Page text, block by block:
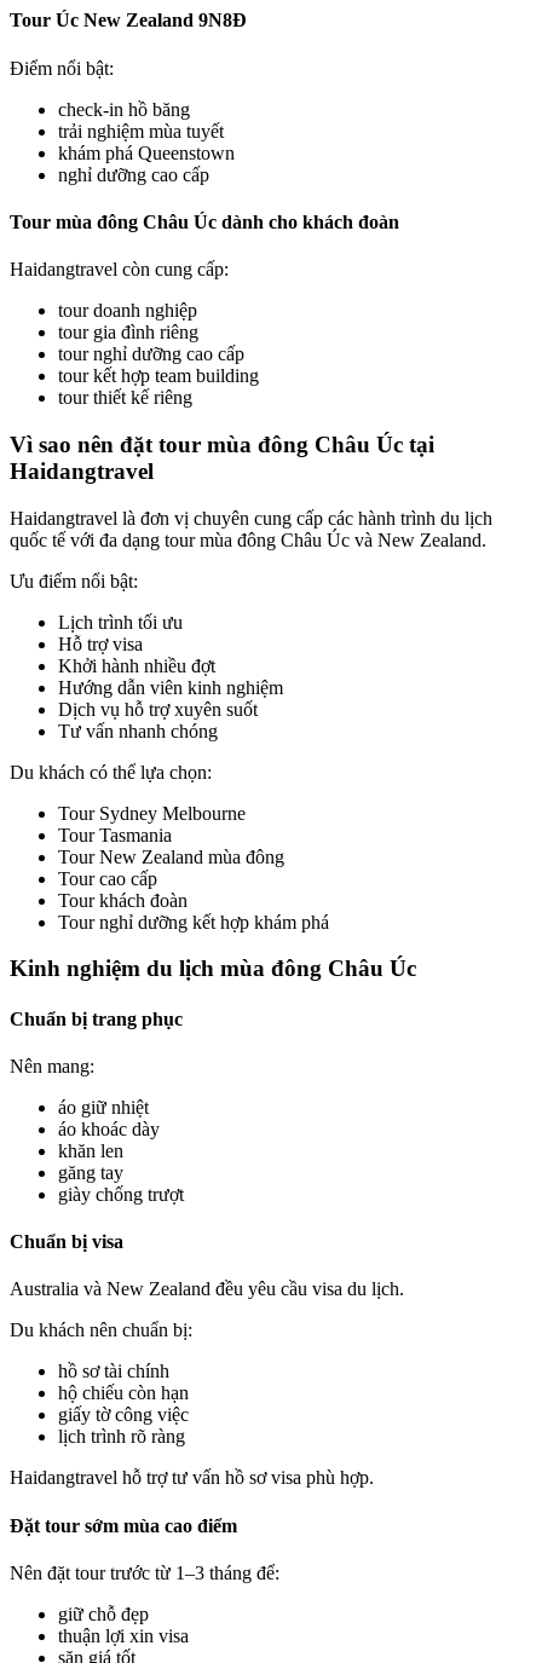
Tour Úc New Zealand 9N8Đ
Điểm nổi bật:
check-in hồ băng
trải nghiệm mùa tuyết
khám phá Queenstown
nghỉ dưỡng cao cấp
Tour mùa đông Châu Úc dành cho khách đoàn
Haidangtravel còn cung cấp:
tour doanh nghiệp
tour gia đình riêng
tour nghỉ dưỡng cao cấp
tour kết hợp team building
tour thiết kế riêng
Vì sao nên đặt tour mùa đông Châu Úc tại
Haidangtravel
Haidangtravel là đơn vị chuyên cung cấp các hành trình du lịch
quốc tế với đa dạng tour mùa đông Châu Úc và New Zealand.
Ưu điểm nổi bật:
Lịch trình tối ưu
Hỗ trợ visa
Khởi hành nhiều đợt
Hướng dẫn viên kinh nghiệm
Dịch vụ hỗ trợ xuyên suốt
Tư vấn nhanh chóng
Du khách có thể lựa chọn:
Tour Sydney Melbourne
Tour Tasmania
Tour New Zealand mùa đông
Tour cao cấp
Tour khách đoàn
Tour nghỉ dưỡng kết hợp khám phá
Kinh nghiệm du lịch mùa đông Châu Úc
Chuẩn bị trang phục
Nên mang:
áo giữ nhiệt
áo khoác dày
khăn len
găng tay
giày chống trượt
Chuẩn bị visa
Australia và New Zealand đều yêu cầu visa du lịch.
Du khách nên chuẩn bị:
hồ sơ tài chính
hộ chiếu còn hạn
giấy tờ công việc
lịch trình rõ ràng
Haidangtravel hỗ trợ tư vấn hồ sơ visa phù hợp.
Đặt tour sớm mùa cao điểm
Nên đặt tour trước từ 1–3 tháng để:
giữ chỗ đẹp
thuận lợi xin visa
săn giá tốt